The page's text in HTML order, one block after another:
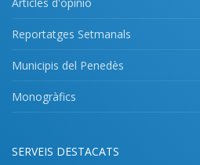
Reportatges Setmanals
Municipis del Penedès
Monogràfics
SERVEIS DESTACATS